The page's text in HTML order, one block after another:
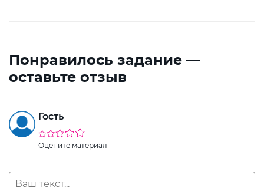
Понравилось задание —
оставьте отзыв
Гость
Оцените материал